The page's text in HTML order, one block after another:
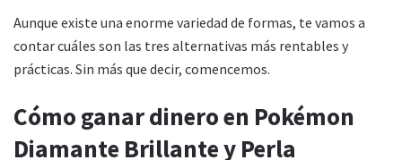
Aunque existe una enorme variedad de formas, te vamos a
contar cuáles son las tres alternativas más rentables y
prácticas. Sin más que decir, comencemos.
Cómo ganar dinero en Pokémon
Diamante Brillante y Perla